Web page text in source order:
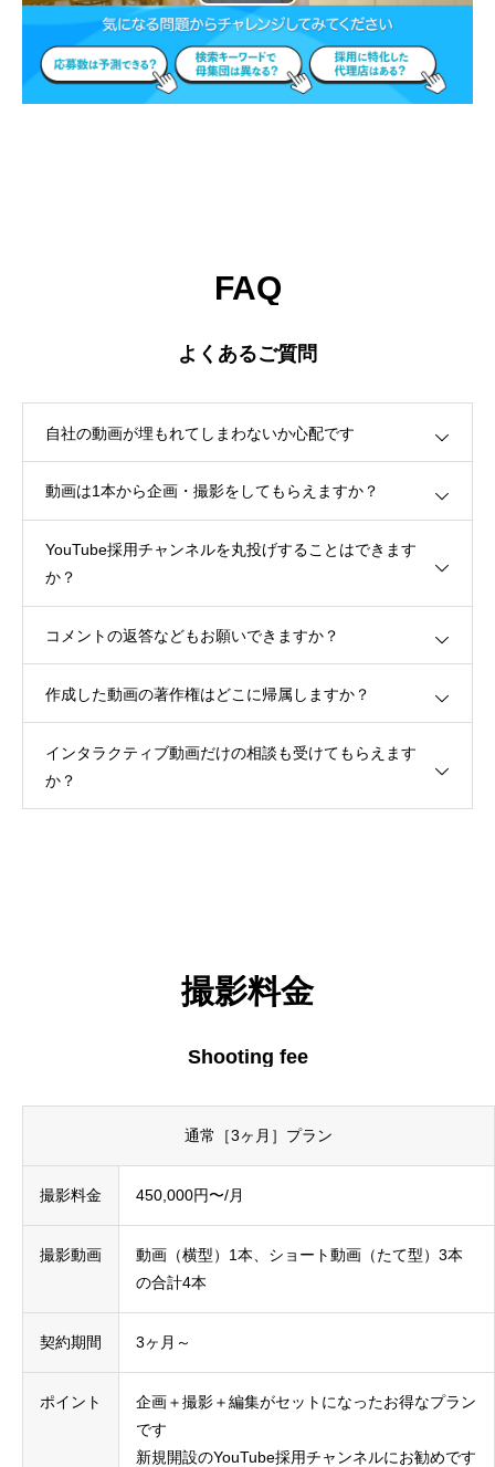
FAQ
よくあるご質問
自社の動画が埋もれてしまわないか心配です
動画は1本から企画・撮影をしてもらえますか？
YouTube採用チャンネルを丸投げすることはできます
か？
コメントの返答などもお願いできますか？
作成した動画の著作権はどこに帰属しますか？
インタラクティブ動画だけの相談も受けてもらえます
か？
撮影料金
Shooting fee
通常［3ヶ月］プラン
撮影料金 450,000円〜/月
撮影動画
動画（横型）1本、ショート動画（たて型）3本
の合計4本
契約期間 3ヶ月～
ポイント
企画＋撮影＋編集がセットになったお得なプラン
です
新規開設のYouTube採用チャンネルにお勧めです